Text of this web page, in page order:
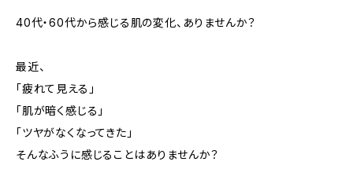
40代・60代から感じる肌の変化、ありませんか？
最近、
「疲れて見える」
「肌が暗く感じる」
「ツヤがなくなってきた」
そんなふうに感じることはありませんか？